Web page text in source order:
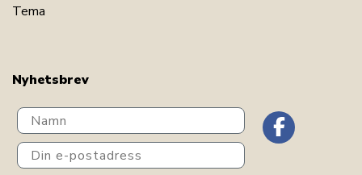
Tema
Nyhetsbrev
Navn
Din e-postadress